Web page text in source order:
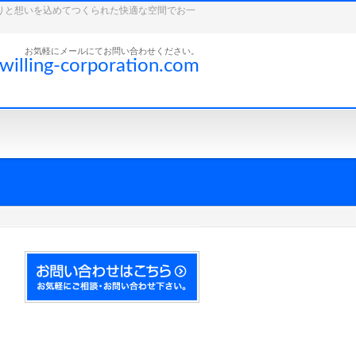
想いを込めてつくられた快適な空間でお一
お気軽にメールにてお問い合わせください。
corporation.com